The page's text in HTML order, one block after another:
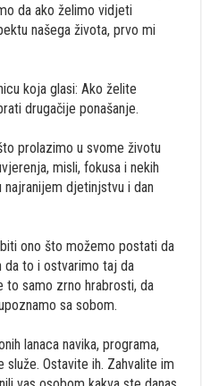
da ako želimo vidjeti
našega života, prvo mi
koja glasi: Ako želite
drugačije ponašanje.
prolazimo u svome životu
misli, fokusa i nekih
djetinjstvu i dan
ono što možemo postati da
da to i ostvarimo taj da
to samo zrno hrabrosti, da
sa sobom.
lanaca navika, programa,
Ostavite ih. Zahvalite im